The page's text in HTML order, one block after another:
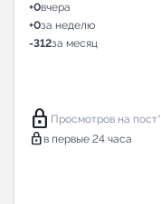
+0вчера
+0за неделю
-312за месяц
lock Просмотров на пост*
lock в первые 24 часа